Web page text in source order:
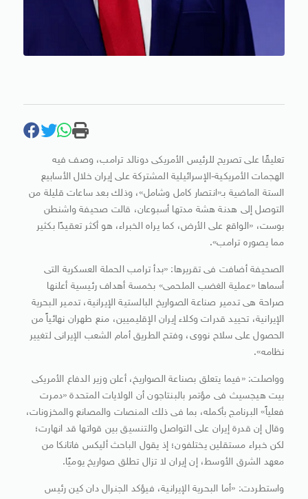
تعليقًا على تصريح للرئيس الأمريكى دونالد ترامب، وصف فيه
الهجمات الأمريكية-الإسرائيلية المشتركة على إيران خلال الأسابيع
الستة الماضية بـ«انتصار كامل وشامل»، وذلك بعد ساعات قليلة من
التوصل إلى هدنة هشة مدتها أسبوعان، قالت صحيفة واشنطن
بوست، «الواقع على الأرض، كما يراه الخبراء، هو أكثر تعقيدًا بكثير
مما يصوره ترامب».
الصحيفة أضافت فى تقريرها: «بدأ ترامب الحملة العسكرية التى
أسماها «عملية الغضب الملحمى» بخمسة أهداف رئيسية أعلنها
صراحة هى تدمير صناعة الصواريخ البالستية الإيرانية، تدمير البحرية
الإيرانية، تحييد قدرات وكلاء إيران الإقليميين، منع طهران نهائياً من
الحصول على سلاح نووى، وفتح الطريق أمام الشعب الإيرانى لتغيير
نظامه».
وواصلت: «فيما يتعلق بصناعة الصواريخ، أعلن وزير الدفاع الأمريكى
بيت هيجسيث فى مؤتمر بالبنتاجون أن الولايات المتحدة «دمرت
فعلياً» البرنامج بأكمله، بما فى ذلك المنصات والمصانع والمخزونات،
وقال إن قدرة إيران على التواصل والتنسيق بين قواتها قد انهارت؛
لكن خبراء مستقلين يختلفون؛ إذ يقول الباحث أليكس فاتانكا من
معهد الشرق الأوسط، إن إيران لا تزال تطلق صواريخ يوميًا.
واستطردت: «أما البحرية الإيرانية، فيؤكد الجنرال دان كين رئيس